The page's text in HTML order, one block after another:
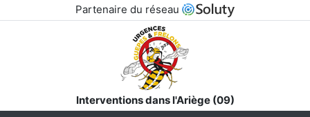
Partenaire du réseau
Interventions dans l'Ariège (09)